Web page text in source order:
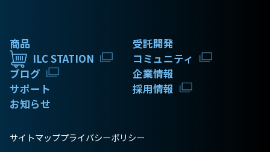
商品
受託開発
ILC STATION
コミュニティ
ブログ
企業情報
サポート
採用情報
お知らせ
サイトマッププライバシーポリシー